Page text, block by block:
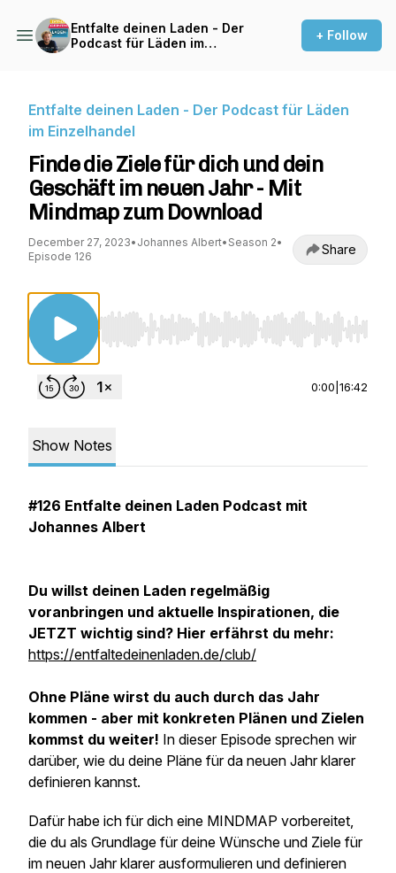
Entfalte deinen Laden - Der
Podcast für Läden im
+ Follow
Entfalte deinen Laden - Der Podcast für Läden
im Einzelhandel
Finde die Ziele für dich und dein
Geschäft im neuen Jahr - Mit
Mindmap zum Download
December 27, 2023• Johannes Albert• Season 2•
Episode 126
Share
Use Left/Right to seek, Home/End to jump to
0:00 16:42
Show Notes
#126 Entfalte deinen Laden Podcast mit
Johannes Albert
Du willst deinen Laden regelmäßig
voranbringen und aktuelle Inspirationen, die
JETZT wichtig sind? Hier erfährst du mehr:
https://entfaltedeinenladen.de/club/
Ohne Pläne wirst du auch durch das Jahr
kommen - aber mit konkreten Plänen und Zielen
kommst du weiter! In dieser Episode sprechen wir
darüber, wie du deine Pläne für da neuen Jahr klarer
definieren kannst.
Dafür habe ich für dich eine MINDMAP vorbereitet,
die du als Grundlage für deine Wünsche und Ziele für
im neuen Jahr klarer ausformulieren und definieren